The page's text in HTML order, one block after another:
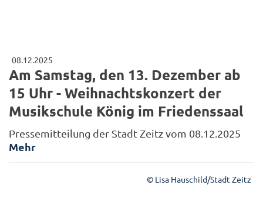
08.12.2025
Am Samstag, den 13. Dezember ab
15 Uhr - Weihnachtskonzert der
Musikschule König im Friedenssaal
Pressemitteilung der Stadt Zeitz vom 08.12.2025
Mehr
© Lisa Hauschild/Stadt Zeitz